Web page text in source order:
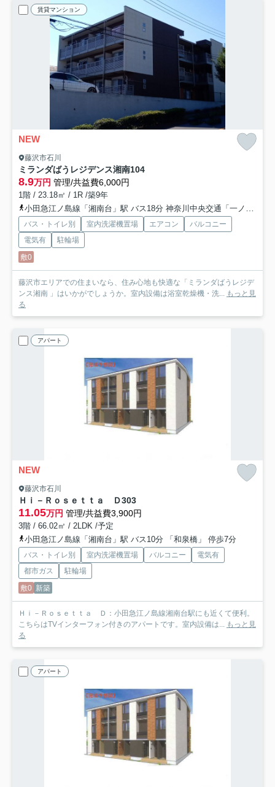
賃貸マンション
NEW
藤沢市石川
ミランダばうレジデンス湘南104
8.9万円 管理/共益費6,000円
1階 / 23.18㎡ / 1R /築9年
小田急江ノ島線「湘南台」駅 バス18分 神奈川中央交通「一ノ坪（神奈川県）」 停歩1分
バス・トイレ別 室内洗濯機置場 エアコン
バルコニー
電気有
駐輪場
敷0
藤沢市エリアでの住まいなら、住み心地も快適な「ミランダばうレジデ
ンス湘南 」はいかがでしょうか。室内設備は浴室乾燥機・洗... もっと見
る
アパート
NEW
藤沢市石川
Ｈｉ－Ｒｏｓｅｔｔａ Ｄ303
11.05万円 管理/共益費3,900円
3階 / 66.02㎡ / 2LDK /予定
小田急江ノ島線「湘南台」駅 バス10分 「和泉橋」 停歩7分
バス・トイレ別 室内洗濯機置場 バルコニー
電気有
都市ガス
駐輪場
敷0 新築
Ｈｉ－Ｒｏｓｅｔｔａ Ｄ：小田急江ノ島線湘南台駅にも近くて便利。
こちらはTVインターフォン付きのアパートです。室内設備は... もっと見
る
アパート